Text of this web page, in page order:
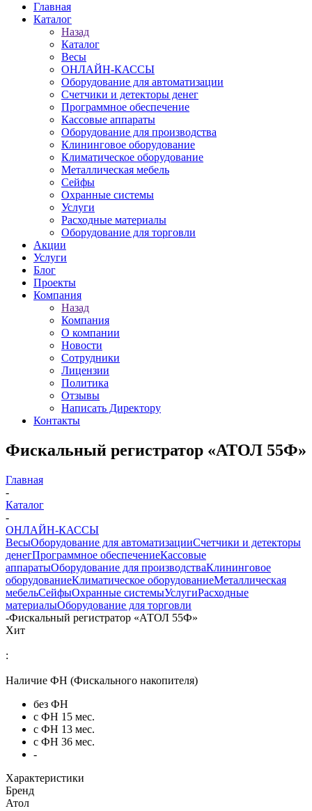
Главная
Каталог
Назад
Каталог
Весы
ОНЛАЙН-КАССЫ
Оборудование для автоматизации
Счетчики и детекторы денег
Программное обеспечение
Кассовые аппараты
Оборудование для производства
Клининговое оборудование
Климатическое оборудование
Металлическая мебель
Сейфы
Охранные системы
Услуги
Расходные материалы
Оборудование для торговли
Акции
Услуги
Блог
Проекты
Компания
Назад
Компания
О компании
Новости
Сотрудники
Лицензии
Политика
Отзывы
Написать Директору
Контакты
Фискальный регистратор «АТОЛ 55Ф»
Главная
-
Каталог
-
ОНЛАЙН-КАССЫ
ВесыОборудование для автоматизацииСчетчики и детекторы
денегПрограммное обеспечениеКассовые
аппаратыОборудование для производстваКлининговое
оборудованиеКлиматическое оборудованиеМеталлическая
мебельСейфыОхранные системыУслугиРасходные
материалыОборудование для торговли
-Фискальный регистратор «АТОЛ 55Ф»
Хит
:
Наличие ФН (Фискального накопителя)
без ФН
с ФН 15 мес.
с ФН 13 мес.
с ФН 36 мес.
-
Характеристики
Бренд
Атол